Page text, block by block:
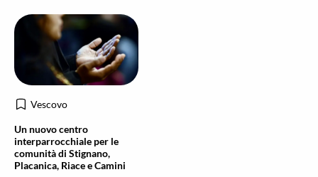
Vescovo
Un nuovo centro
interparrocchiale per le
comunità di Stignano,
Placanica, Riace e Camini